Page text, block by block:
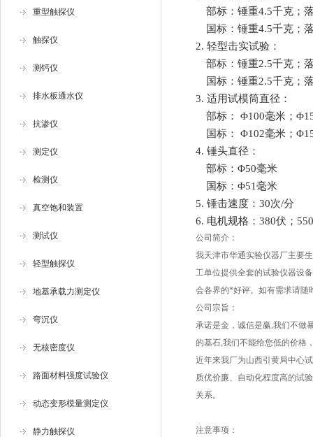
重型触探仪
触探仪
测钙仪
排水板通水仪
抗渗仪
测定仪
检测仪
真空饱和装置
测试仪
轻型触探仪
地基承载力测定仪
弯沉仪
无核密度仪
路面材料强度试验仪
动态变形模量测定仪
静力触探仪
部标：锤重4.5千克；
国标：锤重4.5千克；
2. 轻型击实试验：
部标： 锤重2.5千克；
国标： 锤重2.5千克；
3. 适用试模筒直径：
部标： Φ100毫米；
国标： Φ102毫米；
4. 锤头直径：
部标： Φ50毫米
国标： Φ51毫米
5. 锤击速度： 30次/分
6. 电机规格： 380伏； 550
公司简介：
我天津市华通实验仪器厂主要
工单位提供全套的试验仪器设
会各界的*好评。如有需求请随
公司宗旨：
承诺是金，诚信是赢,我们不做
的基石,我们不能给您低的价格
近年来我厂为山西引黄局中心
质优价廉、自动化程度高的试
关系。
注意事项：